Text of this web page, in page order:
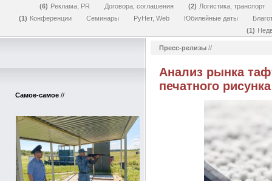
6
Реклама, PR Договора, соглашения 2
Логистика, транспорт
1
Конференции Семинары РуНет, Web Юбилейные даты
1
Самое-самое //
Пресс-релизы //
Анализ рынка
печатного